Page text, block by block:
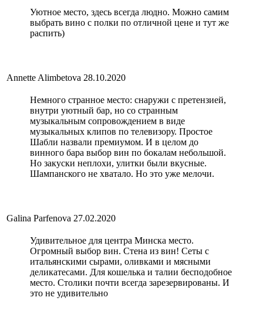
Уютное место, здесь всегда людно. Можно самим
выбрать вино с полки по отличной цене и тут же
распить)
Annette Alimbetova 28.10.2020
Немного странное место: снаружи с претензией,
внутри уютный бар, но со странным
музыкальным сопровождением в виде
музыкальных клипов по телевизору. Простое
Шабли назвали премиумом. И в целом до
винного бара выбор вин по бокалам небольшой.
Но закуски неплохи, улитки были вкусные.
Шампанского не хватало. Но это уже мелочи.
Galina Parfenova 27.02.2020
Удивительное для центра Минска место.
Огромный выбор вин. Стена из вин! Сеты с
итальянскими сырами, оливками и мясными
деликатесами. Для кошелька и талии бесподобное
место. Столики почти всегда зарезервированы. И
это не удивительно